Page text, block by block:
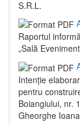
S.R.L.
Raportul
„Sală
Intenție
pentru
Boiangiului, nr.
Gheorghe